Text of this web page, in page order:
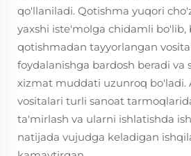
qo'llaniladi. Qotishma yuqori
yaxshi iste'molga chidamli bo'lib,
qotishmadan tayyorlangan
foydalanishga bardosh beradi va
xizmat muddati uzunroq bo'ladi.
vositalari turli sanoat
ta'mirlash va ularni ishlatishda
natijada vujudga keladigan